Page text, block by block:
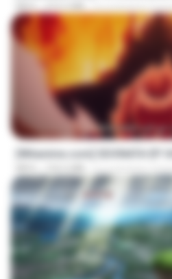
MP4 472.5 MB il y a environ 2
[Witanime.com] SDONATA EP
il y a environ 12